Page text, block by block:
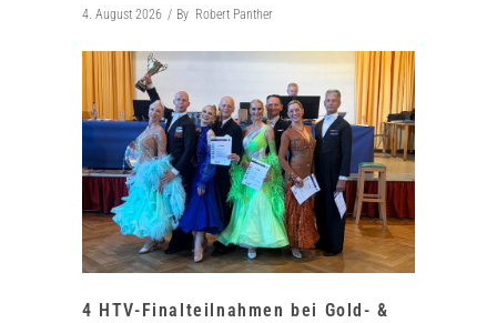
4. August 2026 By Robert Panther
4 HTV-Finalteilnahmen bei Gold- &